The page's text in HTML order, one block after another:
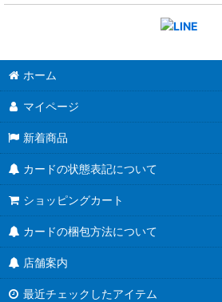
ホーム
マイページ
新着商品
カードの状態表記について
ショッピングカート
カードの梱包方法について
店舗案内
最近チェックしたアイテム